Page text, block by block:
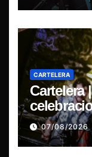
CARTELERA
Cartelera
Blues”,
sábado
07/08/2026